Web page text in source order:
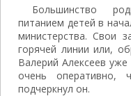
Большинство
питанием детей в
министерства. Свои
горячей линии или,
Валерий Алексеев
очень оперативно,
подчеркнул он.